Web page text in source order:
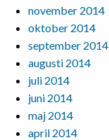
november 2014
oktober 2014
september 2014
augusti 2014
juli 2014
juni 2014
maj 2014
april 2014